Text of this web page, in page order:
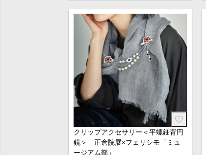
クリップアクセサリー＜平螺鈿背円
鏡＞ 正倉院展×フェリシモ「ミュ
ージアム部」